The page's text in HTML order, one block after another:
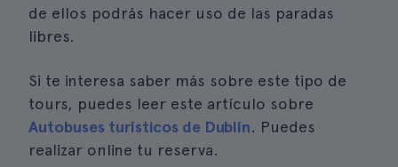
de ellos podrás hacer uso de las paradas
libres.
Si te interesa saber más sobre este tipo de
tours, puedes leer este artículo sobre
Autobuses turísticos de Dublín. Puedes
realizar online tu reserva.